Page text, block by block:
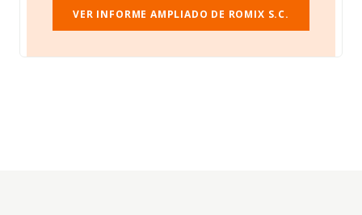
VER INFORME AMPLIADO DE ROMIX S.C.